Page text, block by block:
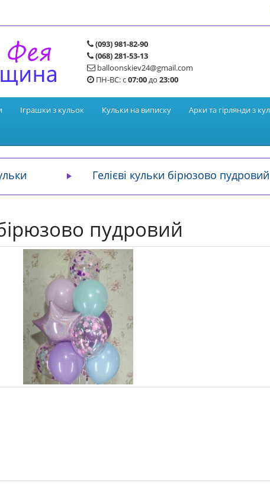
(093) 981-82-90
(068) 281-53-13
balloonskiev24@gmail.com
ПН-ВС: с07:00до 23:00
Іграшки з кульок Кульки на виписку Арки та гірлянди з
Гелієві кульки бірюзово пудровий
пудровий